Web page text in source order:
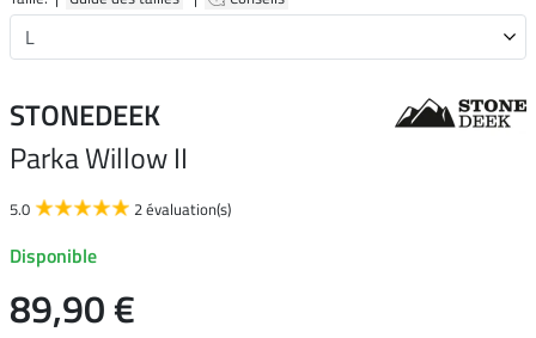
STONEDEEK
Parka Willow II
5.0 2 évaluation(s)
Disponible
89,90 €